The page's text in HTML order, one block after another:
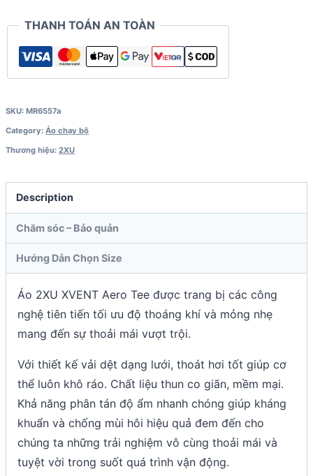
THANH TOÁN AN TOÀN
SKU: MR6557a
Category: Áo chạy bộ
Thương hiệu: 2XU
Description
Chăm sóc – Bảo quản
Hướng Dẫn Chọn Size
Áo 2XU XVENT Aero Tee được trang bị các công
nghệ tiên tiến tối ưu độ thoáng khí và mỏng nhẹ
mang đến sự thoải mái vượt trội.
Với thiết kế vải dệt dạng lưới, thoát hơi tốt giúp cơ
thể luôn khô ráo. Chất liệu thun co giãn, mềm mại.
Khả năng phân tán độ ẩm nhanh chóng giúp kháng
khuẩn và chống mùi hôi hiệu quả đem đến cho
chúng ta những trải nghiệm vô cùng thoải mái và
tuyệt vời trong suốt quá trình vận động.